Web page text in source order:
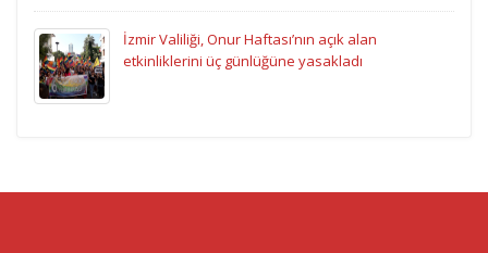
İzmir Valiliği, Onur Haftası’nın açık alan
etkinliklerini üç günlüğüne yasakladı